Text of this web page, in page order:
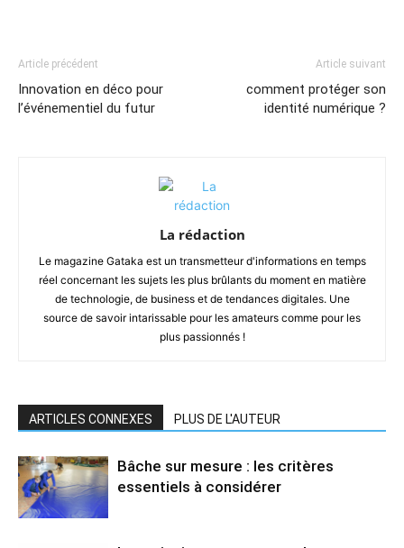
Article précédent
Innovation en déco pour
l’événementiel du futur
Article suivant
comment protéger son
identité numérique ?
La rédaction
Le magazine Gataka est un transmetteur d'informations en temps
réel concernant les sujets les plus brûlants du moment en matière
de technologie, de business et de tendances digitales. Une
source de savoir intarissable pour les amateurs comme pour les
plus passionnés !
ARTICLES CONNEXES PLUS DE L'AUTEUR
Bâche sur mesure : les critères
essentiels à considérer